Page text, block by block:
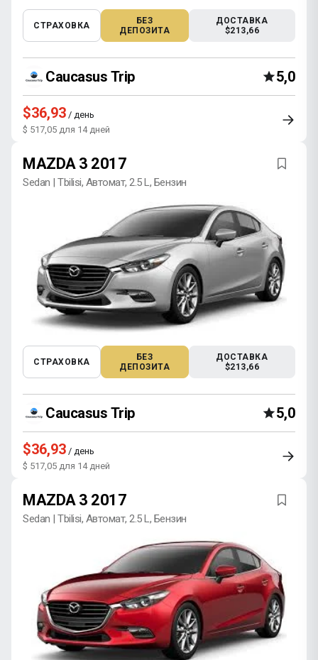
СТРАХОВКА
БЕЗ
ДЕПОЗИТА
ДОСТАВКА
$213,66
Caucasus Trip 5,0
$36,93 / день
$ 517,05 для 14 дней
MAZDA 3 2017
Sedan | Tbilisi, Автомат, 2.5 L, Бензин
СТРАХОВКА
БЕЗ
ДЕПОЗИТА
ДОСТАВКА
$213,66
Caucasus Trip 5,0
$36,93 / день
$ 517,05 для 14 дней
MAZDA 3 2017
Sedan | Tbilisi, Автомат, 2.5 L, Бензин